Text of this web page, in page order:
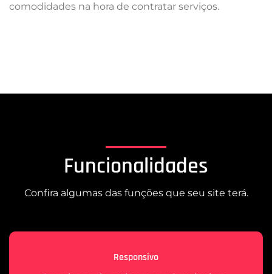
comodidades na hora de contratar serviços.
Funcionalidades
Confira algumas das funções que seu site terá.
Responsivo